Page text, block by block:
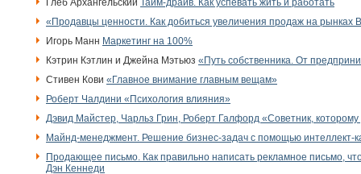
Глеб Архангельский Тайм-драйв. Как успевать жить и работать
«Продавцы ценности. Как добиться увеличения продаж на рынках
Игорь Манн Маркетинг на 100%
Кэтрин Кэтлин и Джейна Мэтьюз «Путь собственника. От
Стивен Кови «Главное внимание главным вещам»
Роберт Чалдини «Психология влияния»
Дэвид Майстер, Чарльз Грин, Роберт Галфорд «Советник,
Майнд-менеджмент. Решение бизнес-задач с помощью интеллект-
Продающее письмо. Как правильно написать рекламное письмо,
Дэн Кеннеди